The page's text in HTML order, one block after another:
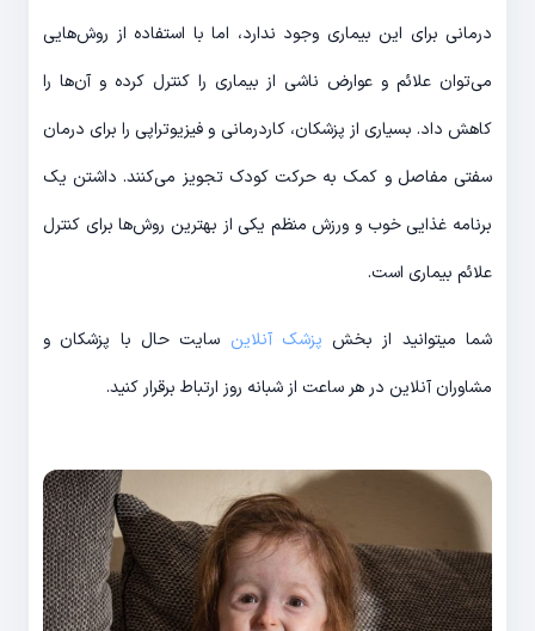
درمانی برای این بیماری وجود ندارد، اما با استفاده از روش‌هایی
می‌توان علائم و عوارض ناشی از بیماری را کنترل کرده و آن‌ها را
کاهش داد. بسیاری از پزشکان، کاردرمانی و فیزیوتراپی را برای درمان
سفتی مفاصل و کمک به حرکت کودک تجویز می‌کنند. داشتن یک
برنامه غذایی خوب و ورزش منظم یکی از بهترین روش‌ها برای کنترل
علائم بیماری است.
شما میتوانید از بخش پزشک آنلاین سایت حال با پزشکان و
مشاوران آنلاین در هر ساعت از شبانه روز ارتباط برقرار کنید.